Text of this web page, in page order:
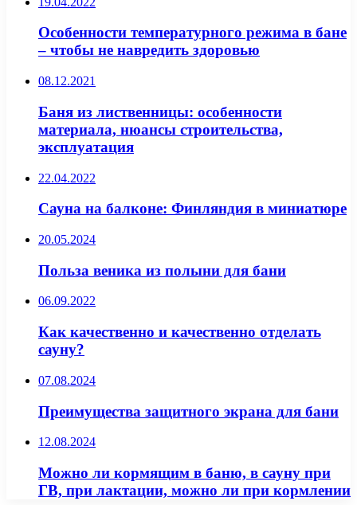
Особенности температурного режима в бане
– чтобы не навредить здоровью
08.12.2021
Баня из лиственницы: особенности
материала, нюансы строительства,
эксплуатация
22.04.2022
Сауна на балконе: Финляндия в миниатюре
20.05.2024
Польза веника из полыни для бани
06.09.2022
Как качественно и качественно отделать
сауну?
07.08.2024
Преимущества защитного экрана для бани
12.08.2024
Можно ли кормящим в баню, в сауну при
ГВ, при лактации, можно ли при кормлении